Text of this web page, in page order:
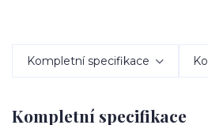
Kompletní specifikace
Kompletní specifikace